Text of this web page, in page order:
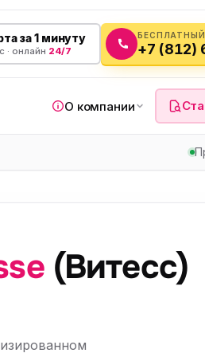
за 1 минуту
· онлайн 24/7 +7
О компании
(Витесс)